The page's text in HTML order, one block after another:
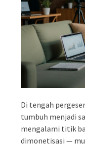
Di tengah
tumbuh menjadi
mengalami titik
dimonetisasi —